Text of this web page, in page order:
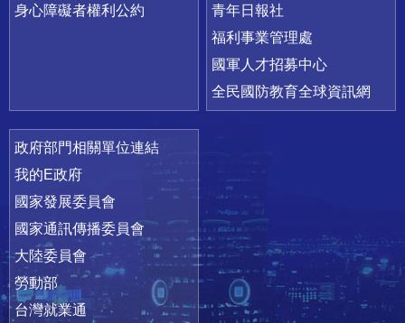
身心障礙者權利公約
青年日報社
福利事業管理處
國軍人才招募中心
全民國防教育全球資訊網
政府部門相關單位連結
我的E政府
國家發展委員會
國家通訊傳播委員會
大陸委員會
勞動部
台灣就業通